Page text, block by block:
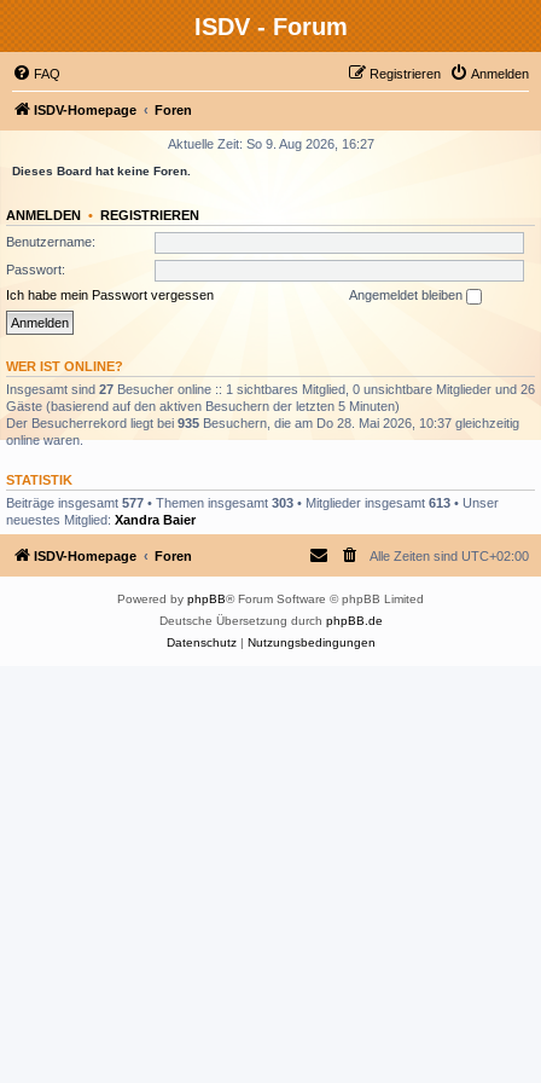
ISDV - Forum
FAQ Anmelden
Registrieren
ISDV-Homepage Foren
Aktuelle Zeit: So 9. Aug 2026, 16:27
Dieses Board hat keine Foren.
ANMELDEN • REGISTRIEREN
Benutzername:
Passwort:
Ich habe mein Passwort vergessen
Angemeldet bleiben
WER IST ONLINE?
Insgesamt sind 27 Besucher online :: 1 sichtbares Mitglied, 0 unsichtbare Mitglieder und 26
Gäste (basierend auf den aktiven Besuchern der letzten 5 Minuten)
Der Besucherrekord liegt bei 935 Besuchern, die am Do 28. Mai 2026, 10:37 gleichzeitig
online waren.
STATISTIK
Beiträge insgesamt 577 • Themen insgesamt 303 • Mitglieder insgesamt 613 • Unser
neuestes Mitglied: Xandra Baier
ISDV-Homepage Foren Alle Zeiten sind UTC+02:00
Powered by phpBB® Forum Software © phpBB Limited
Deutsche Übersetzung durch phpBB.de
Datenschutz| Nutzungsbedingungen